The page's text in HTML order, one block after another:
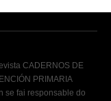
CADERNOS DE
PRIMARIA
se fai responsable do